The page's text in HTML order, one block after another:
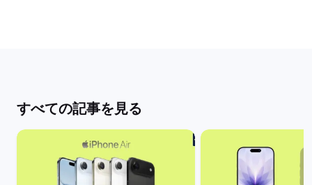
すべての記事を見る